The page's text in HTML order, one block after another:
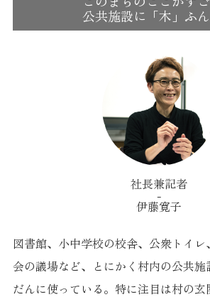
公共施設に「木」ふ
社長兼記者
伊藤寛子
図書館、小中学校の校舎、公衆トイ
会の議場など、とにかく村内の公共
だんに使っている。特に注目は村の玄